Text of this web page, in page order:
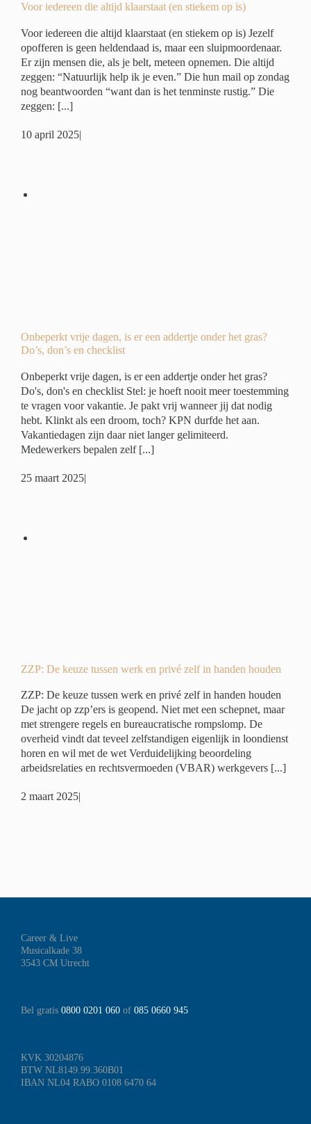
Voor iedereen die altijd klaarstaat (en stiekem op is)
Voor iedereen die altijd klaarstaat (en stiekem op is) Jezelf
opofferen is geen heldendaad is, maar een sluipmoordenaar.
Er zijn mensen die, als je belt, meteen opnemen. Die altijd
zeggen: “Natuurlijk help ik je even.” Die hun mail op zondag
nog beantwoorden “want dan is het tenminste rustig.” Die
zeggen: [...]
10 april 2025|
Onbeperkt vrije dagen, is er een addertje onder het gras?
Do’s, don’s en checklist
Onbeperkt vrije dagen, is er een addertje onder het gras?
Do's, don's en checklist Stel: je hoeft nooit meer toestemming
te vragen voor vakantie. Je pakt vrij wanneer jij dat nodig
hebt. Klinkt als een droom, toch? KPN durfde het aan.
Vakantiedagen zijn daar niet langer gelimiteerd.
Medewerkers bepalen zelf [...]
25 maart 2025|
ZZP: De keuze tussen werk en privé zelf in handen houden
ZZP: De keuze tussen werk en privé zelf in handen houden
De jacht op zzp’ers is geopend. Niet met een schepnet, maar
met strengere regels en bureaucratische rompslomp. De
overheid vindt dat teveel zelfstandigen eigenlijk in loondienst
horen en wil met de wet Verduidelijking beoordeling
arbeidsrelaties en rechtsvermoeden (VBAR) werkgevers [...]
2 maart 2025|
Career & Live
Musicalkade 38
3543 CM Utrecht
Bel gratis 0800 0201 060 of 085 0660 945
KVK 30204876
BTW NL8149.99.360B01
IBAN NL04 RABO 0108 6470 64